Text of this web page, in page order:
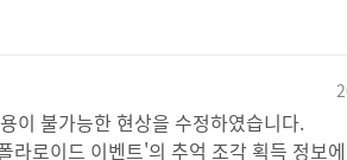
이 불가능한 현상을 수정하였습니다.
로이드 이벤트'의 추억 조각 획득 정보